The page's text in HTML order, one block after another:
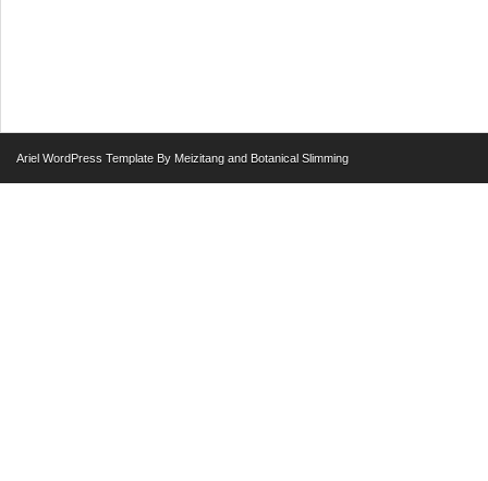
Ariel WordPress Template By Meizitang and Botanical Slimming